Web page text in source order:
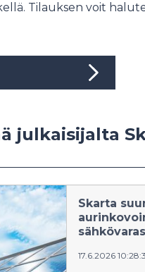
Tilauksen voit
julkaisijalta
Skarta
17.6.2026